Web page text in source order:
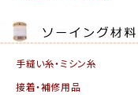
手縫い糸・ミシン糸
接着・補修用品